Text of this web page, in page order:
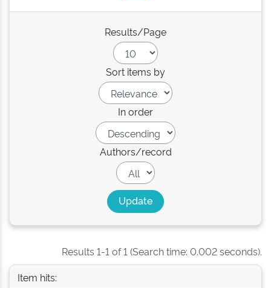
Results/Page
Sort items by
In order
Authors/record
Results 1-1 of 1 (Search time: 0.002 seconds).
Item hits: